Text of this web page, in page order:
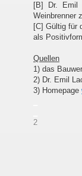
[B] Dr. Emil
Weinbrenner
[C] Gültig für
als
Quellen
1) das
2) Dr. Emil
3) Homepage
2